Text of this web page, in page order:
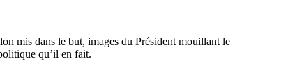
mis dans le but, images du Président mouillant le
qu’il en fait.